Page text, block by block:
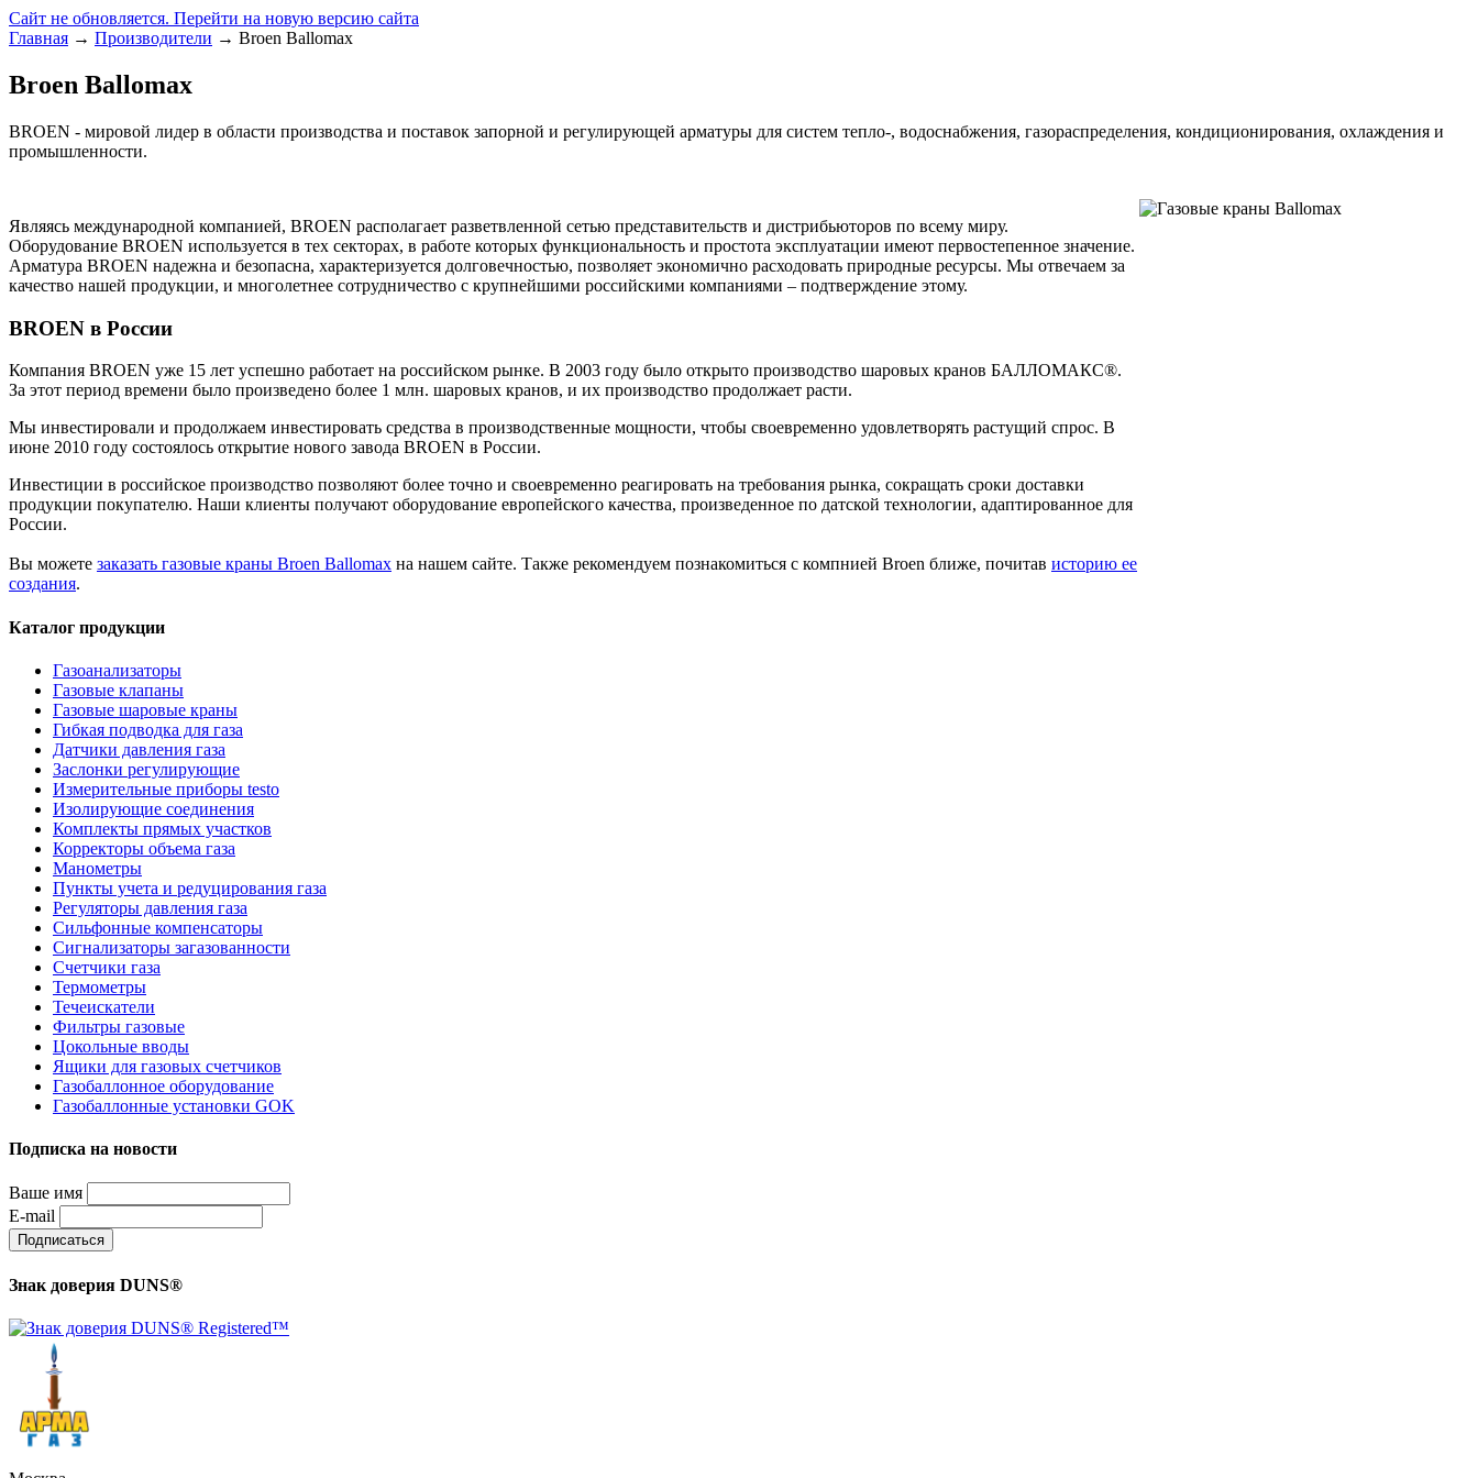
Сайт не обновляется. Перейти на новую версию сайта
Главная → Производители → Broen Ballomax
Broen Ballomax
BROEN - мировой лидер в области производства и поставок запорной и регулирующей арматуры для систем тепло-, водоснабжения, газораспределения, кондиционирования, охлаждения и
промышленности.
Являясь международной компанией, BROEN располагает разветвленной сетью представительств и дистрибьюторов по всему миру.
Оборудование BROEN используется в тех секторах, в работе которых функциональность и простота эксплуатации имеют первостепенное значение.
Арматура BROEN надежна и безопасна, характеризуется долговечностью, позволяет экономично расходовать природные ресурсы. Мы отвечаем за
качество нашей продукции, и многолетнее сотрудничество с крупнейшими российскими компаниями – подтверждение этому.
BROEN в России
Компания BROEN уже 15 лет успешно работает на российском рынке. В 2003 году было открыто производство шаровых кранов БАЛЛОМАКС®.
За этот период времени было произведено более 1 млн. шаровых кранов, и их производство продолжает расти.
Мы инвестировали и продолжаем инвестировать средства в производственные мощности, чтобы своевременно удовлетворять растущий спрос. В
июне 2010 году состоялось открытие нового завода BROEN в России.
Инвестиции в российское производство позволяют более точно и своевременно реагировать на требования рынка, сокращать сроки доставки
продукции покупателю. Наши клиенты получают оборудование европейского качества, произведенное по датской технологии, адаптированное для
России.
Вы можете заказать газовые краны Broen Ballomax на нашем сайте. Также рекомендуем познакомиться с компнией Broen ближе, почитав историю ее
создания.
Каталог продукции
Газоанализаторы
Газовые клапаны
Газовые шаровые краны
Гибкая подводка для газа
Датчики давления газа
Заслонки регулирующие
Измерительные приборы testo
Изолирующие соединения
Комплекты прямых участков
Корректоры объема газа
Манометры
Пункты учета и редуцирования газа
Регуляторы давления газа
Сильфонные компенсаторы
Сигнализаторы загазованности
Счетчики газа
Термометры
Течеискатели
Фильтры газовые
Цокольные вводы
Ящики для газовых счетчиков
Газобаллонное оборудование
Газобаллонные установки GOK
Подписка на новости
Ваше имя
E-mail
Знак доверия DUNS®